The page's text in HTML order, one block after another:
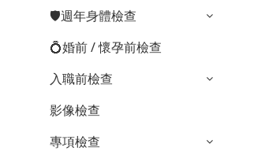
🛡️週年身體檢查
💍婚前 / 懷孕前檢查
入職前檢查
影像檢查
專項檢查